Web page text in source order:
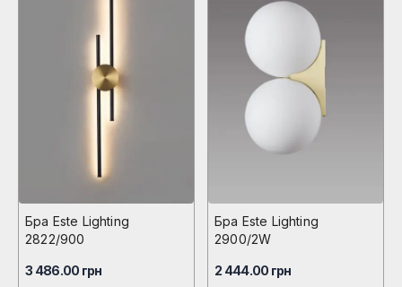
Бра Este Lighting
2822/900
3 486.00 грн
Бра Este Lighting
2900/2W
2 444.00 грн